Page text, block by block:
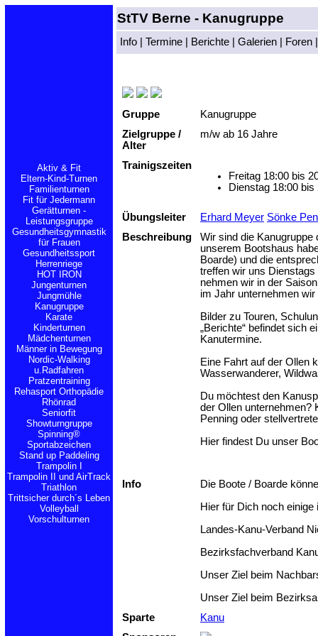
Aktiv & Fit
Eltern-Kind-Turnen
Familienturnen
Fit für Jedermann
Gerätturnen -
Leistungsgruppe
Gesundheitsgymnastik
für Frauen
Gesundheitssport
Herrenriege
HOT IRON
Jungenturnen
Jungmühle
Kanugruppe
Karate
Kinderturnen
Mädchenturnen
Männer in Bewegung
Nordic-Walking
u.Radfahren
Pratzentraining
Rehasport Orthopädie
Rhönrad
Seniorfit
Showturngruppe
Spinning®
Sportabzeichen
Stand up Paddeling
Trampolin I
Trampolin II und AirTrack
Triathlon
Trittsicher durch´s Leben
Volleyball
Vorschulturnen
StTV Berne - Kanugruppe
Info Termine Berichte Galerien Foren
Gruppe
Kanugruppe
Zielgruppe /
Alter
m/w ab 16 Jahre
Trainigszeiten
Freitag 18:00 bis
Dienstag 18:00
Übungsleiter Erhard Meyer Sönke
Beschreibung
Wir sind die Kanugruppe
unserem Bootshaus
Boarde) und die
treffen wir uns
nehmen wir in der
im Jahr unternehmen
Bilder zu Touren,
„Berichte“ befindet sich
Kanutermine.
Eine Fahrt auf der Ollen
Wasserwanderer,
Du möchtest den
der Ollen unternehmen?
Penning oder
Hier findest Du unser
Info
Die Boote / Boarde
Hier für Dich noch
Landes-Kanu-Verband
Bezirksfachverband
Unser Ziel beim
Unser Ziel beim
Sparte
Kanu